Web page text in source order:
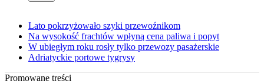
Lato pokrzyżowało szyki przewoźnikom
Na wysokość frachtów wpłyną cena paliwa i popyt
W ubiegłym roku rosły tylko przewozy pasażerskie
Adriatyckie portowe tygrysy
Promowane treści